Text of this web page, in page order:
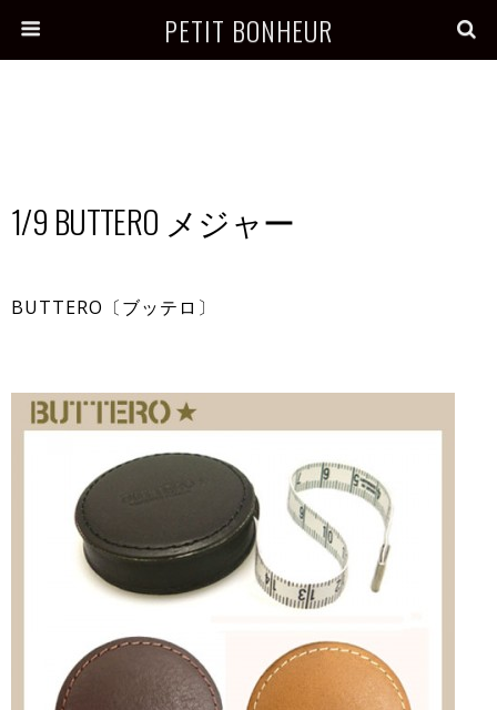
PETIT BONHEUR
1/9 BUTTERO メジャー
BUTTERO〔ブッテロ〕